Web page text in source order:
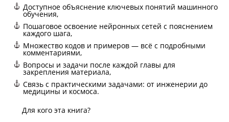
Доступное объяснение ключевых понятий машинного
обучения,
Пошаговое освоение нейронных сетей с пояснением
каждого шага,
Множество кодов и примеров — всё с подробными
комментариями,
Вопросы и задачи после каждой главы для
закрепления материала,
Связь с практическими задачами: от инженерии до
медицины и космоса.
Для кого эта книга?